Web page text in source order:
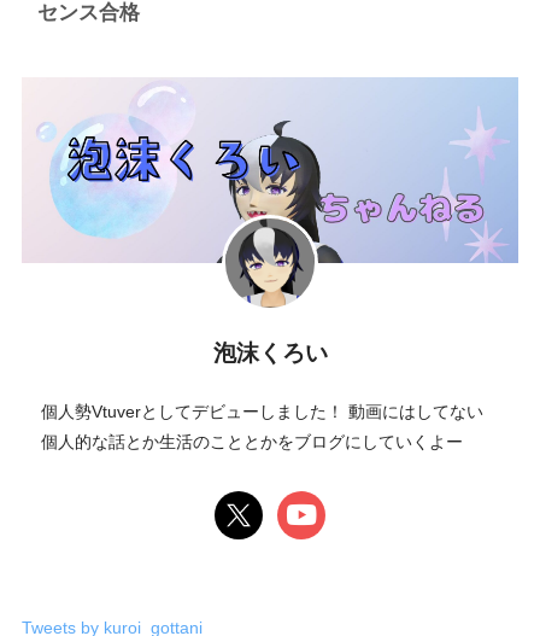
センス合格
泡沫くろい
個人勢Vtuverとしてデビューしました！ 動画にはしてない
個人的な話とか生活のこととかをブログにしていくよー
Tweets by kuroi_gottani